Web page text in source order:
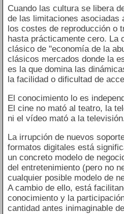
Cuando las cultura se libera
de las limitaciones asociadas
los costes de reproducción o
hasta prácticamente cero. La
clásico de "economía de la
clásicos mercados donde la
es la que domina las
la facilidad o dificultad de
El conocimiento lo es
El cine no mató al teatro, la
ni el vídeo mató a la
La irrupción de nuevos
formatos digitales está
un concreto modelo de
del entretenimiento (pero no
cualquier posible modelo de
A cambio de ello, está
conocimiento y la
cantidad antes inimaginable